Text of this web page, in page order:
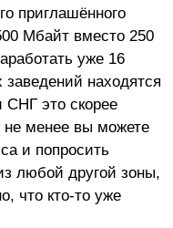
приглашённого
Мбайт вместо 250
уже 16
находятся
это скорее
менее вы можете
и попросить
любой другой зоны,
что кто-то уже